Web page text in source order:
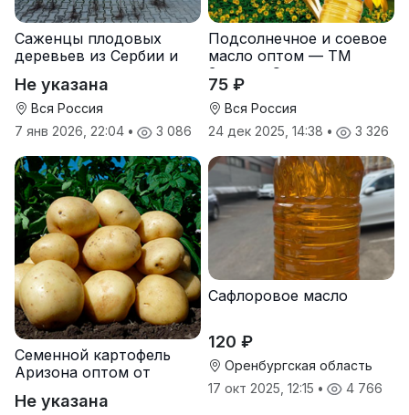
Саженцы плодовых
деревьев из Сербии и
Не указана
Вся Россия
7 янв 2026, 22:04 • 3 086
Подсолнечное и соевое
масло оптом — ТМ
Золотая Семечка
75 ₽
Вся Россия
24 дек 2025, 14:38 • 3 326
Семенной картофель
Аризона оптом от
Не указана
Сафлоровое масло
120 ₽
Оренбургская область
17 окт 2025, 12:15 • 4 766